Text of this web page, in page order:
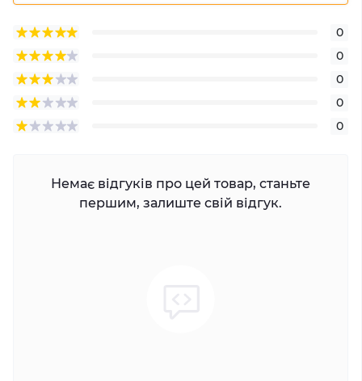
0
0
0
0
0
Немає відгуків про цей товар, станьте
першим, залиште свій відгук.